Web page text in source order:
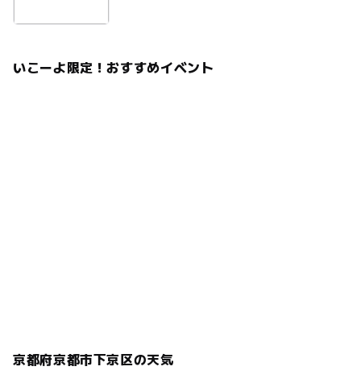
いこーよ限定！おすすめイベント
京都府京都市下京区の天気